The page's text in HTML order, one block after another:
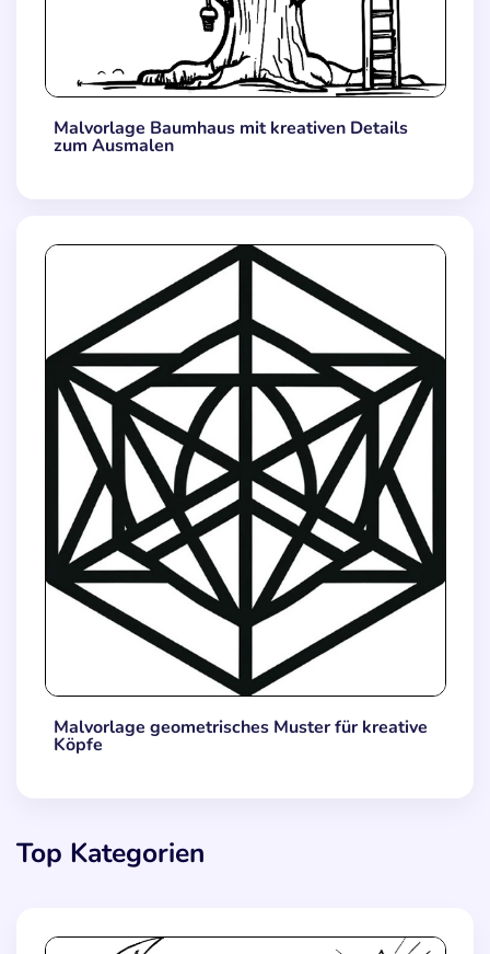
Malvorlage Baumhaus mit kreativen Details
zum Ausmalen
Malvorlage geometrisches Muster für kreative
Köpfe
Top Kategorien